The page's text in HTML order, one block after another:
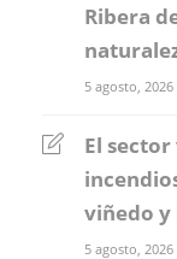
Ribera
5 agosto, 2026
El
viñedo y
5 agosto, 2026